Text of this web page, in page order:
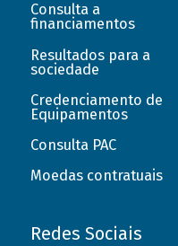
Consulta a
financiamentos
Resultados para a
sociedade
Credenciamento de
Equipamentos
Consulta PAC
Moedas contratuais
Redes Sociais